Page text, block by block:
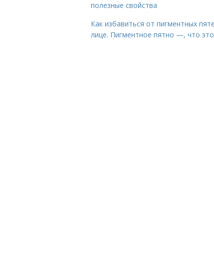
полезные свойства
Как избавиться от пигментных
лице. Пигментное пятно —, что